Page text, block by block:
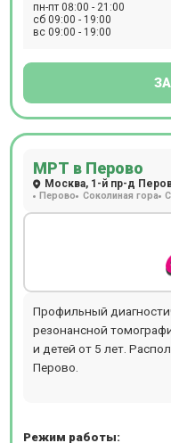
специалистов.
пн-пт 08:00 - 21:00
сб 09:00 - 19:00
вс 09:00 - 19:00
МРТ в Перово
Москва, 1-й пр-д
Перово Соколиная гора
Профильный
резонансной
и детей от 5 лет.
Перово.
Режим работы: